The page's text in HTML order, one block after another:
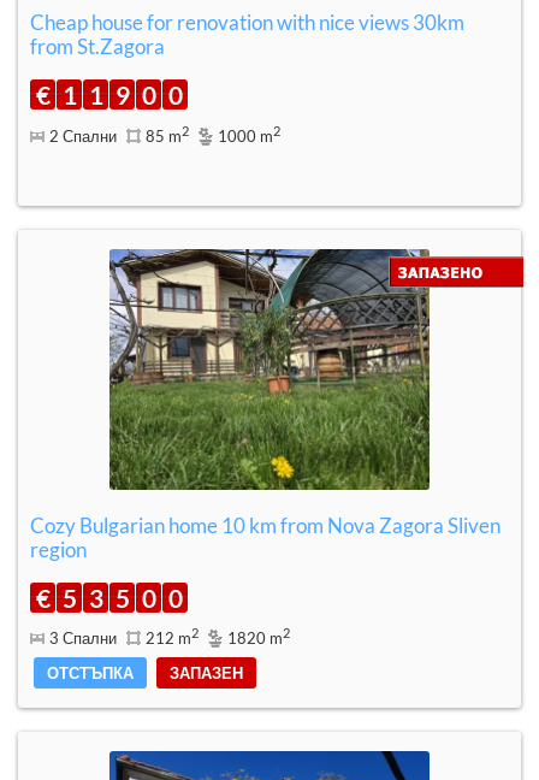
Cheap house for renovation with nice views 30km
from St.Zagora
€ 1 1 9 0 0
2 Спални 85 m2 1000 m2
Cozy Bulgarian home 10 km from Nova Zagora Sliven
region
€ 5 3 5 0 0
3 Спални 212 m2 1820 m2
ОТСТЪПКА ЗАПАЗЕН